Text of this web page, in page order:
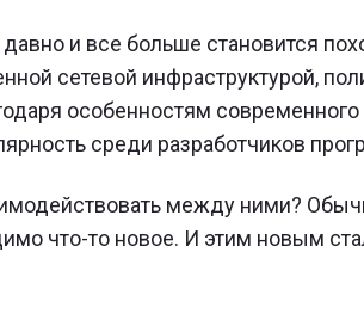
и все больше становится
сетевой инфраструктурой,
особенностям современного
среди разработчиков
между ними?
что-то новое. И этим новым